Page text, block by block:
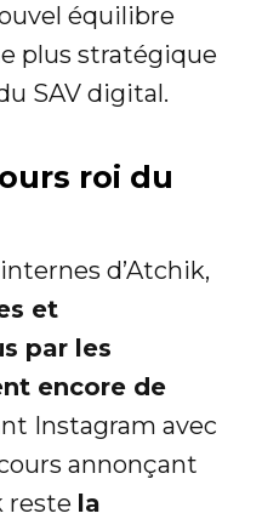
équilibre
plus stratégique
SAV digital.
roi du
d’Atchik,
et
par les
encore de
Instagram avec
annonçant
reste la